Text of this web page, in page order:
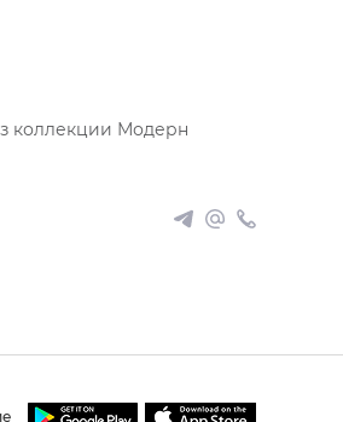
коллекции Модерн